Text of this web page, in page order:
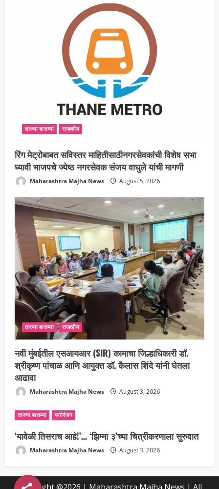
ताज्या बातम्या राजकीय
रिंग मेट्रोबाबत सविस्तर माहितीसाठीनगरसेवकांची विशेष सभा
घ्यावी भाजपचे ज्येष्ठ नगरसेवक संजय वाघुले यांची मागणी
Maharashtra Majha News August 5, 2026
ताज्या बातम्या राजकीय
नवी मुंबईतील एसआयआर (SIR) कामाचा जिल्हाधिकारी डॉ.
श्रीकृष्ण पांचाळ आणि आयुक्त डॉ. कैलास शिंदे यांनी घेतला
आढावा
Maharashtra Majha News August 3, 2026
ताज्या बातम्या मनोरंजन
‘यावेळी तिसराच आहे!’… ‘झिम्मा ३’च्या चित्रीकरणाला सुरुवात
Maharashtra Majha News August 3, 2026